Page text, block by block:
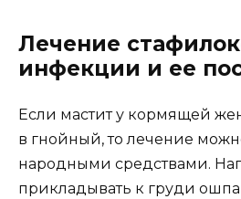
Лечение
инфекции и ее
Если мастит у кормящей
в гнойный, то лечение
народными средствами.
прикладывать к груди